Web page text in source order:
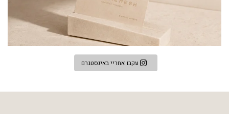
עקבו אחריי באינסטגרם